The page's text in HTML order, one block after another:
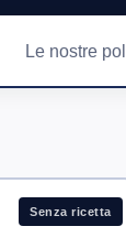
Le nostre
Senza ricetta